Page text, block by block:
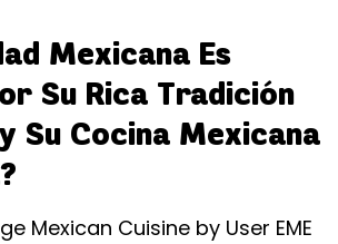
Mexicana Es
Su Rica Tradición
Su Cocina Mexicana